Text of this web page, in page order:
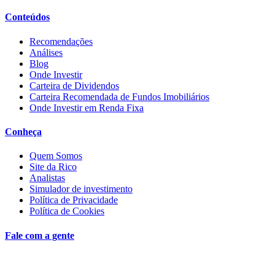
Conteúdos
Recomendações
Análises
Blog
Onde Investir
Carteira de Dividendos
Carteira Recomendada de Fundos Imobiliários
Onde Investir em Renda Fixa
Conheça
Quem Somos
Site da Rico
Analistas
Simulador de investimento
Política de Privacidade
Política de Cookies
Fale com a gente